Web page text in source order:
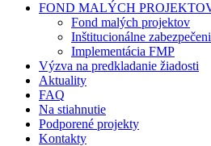
FOND MALÝCH
Fond malých projektov
Inštitucionálne
Implementácia FMP
Výzva na predkladanie žiadosti
Aktuality
FAQ
Na stiahnutie
Podporené projekty
Kontakty